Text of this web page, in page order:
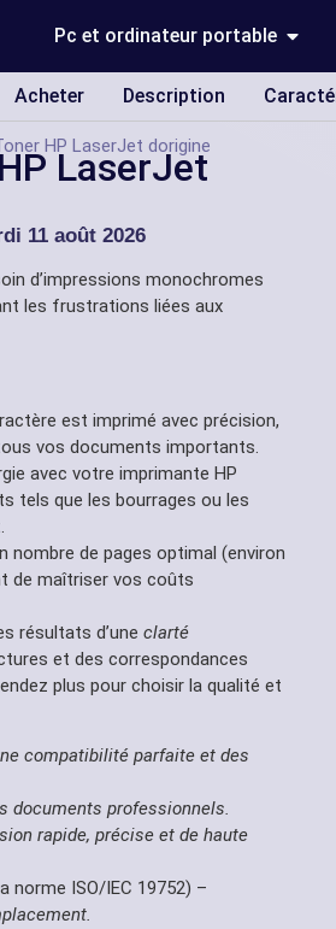
Pc et ordinateur portable
Acheter Description
HP LaserJet dorigine
LaserJet
11 août 2026
d’impressions monochromes
les frustrations liées aux
est imprimé avec précision,
vos documents importants.
avec votre imprimante HP
tels que les bourrages ou les
nombre de pages optimal (environ
de maîtriser vos coûts
résultats d’une clarté
et des correspondances
plus pour choisir la qualité et
compatibilité parfaite et des
documents professionnels.
rapide, précise et de haute
norme ISO/IEC 19752) –